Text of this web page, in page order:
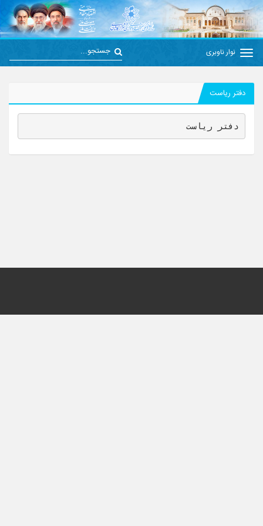
نوار ناوبری
دفتر ریاست
دفتر ریاست